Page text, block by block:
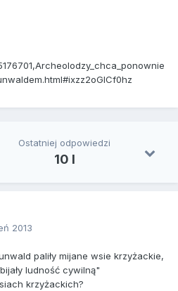
Ostatniej odpowiedzi
10 l
2013
paliły mijane wsie krzyżackie,
ludność cywilną"
krzyżackich?